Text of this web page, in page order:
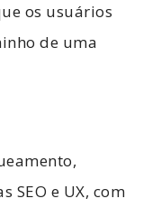
os usuários
de uma
SEO e UX, com